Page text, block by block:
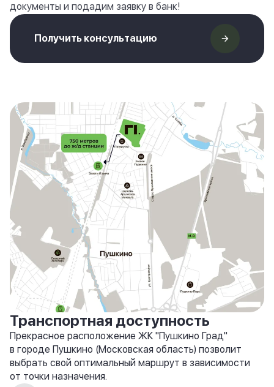
документы и подадим заявку в банк!
Получить консультацию
Транспортная доступность
Прекрасное расположение ЖК "Пушкино Град"
в городе Пушкино (Московская область) позволит
выбрать свой оптимальный маршрут в зависимости
от точки назначения.